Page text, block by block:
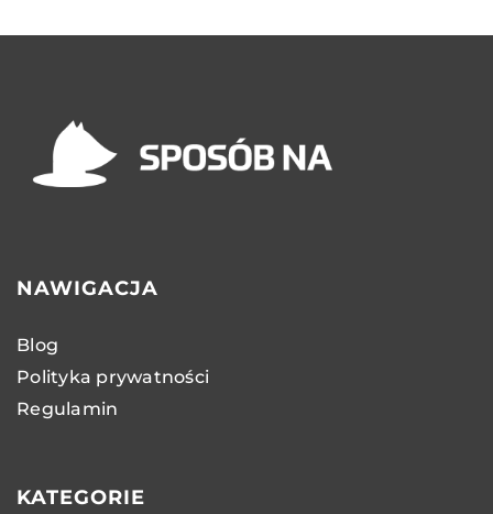
NAWIGACJA
Blog
Polityka prywatności
Regulamin
KATEGORIE